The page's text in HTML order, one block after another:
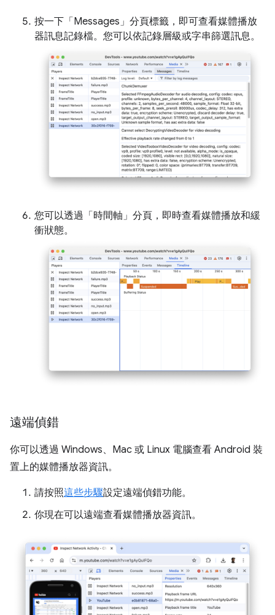
按一下「Messages」 分頁標籤，即可查看媒體播放
器訊息記錄檔。您可以依記錄層級或字串篩選訊息。
您可以透過「時間軸」 分頁，即時查看媒體播放和緩
衝狀態。
遠端偵錯
你可以透過 Windows、Mac 或 Linux 電腦查看 Android 裝
置上的媒體播放器資訊。
請按照這些步驟設定遠端偵錯功能。
你現在可以遠端查看媒體播放器資訊。